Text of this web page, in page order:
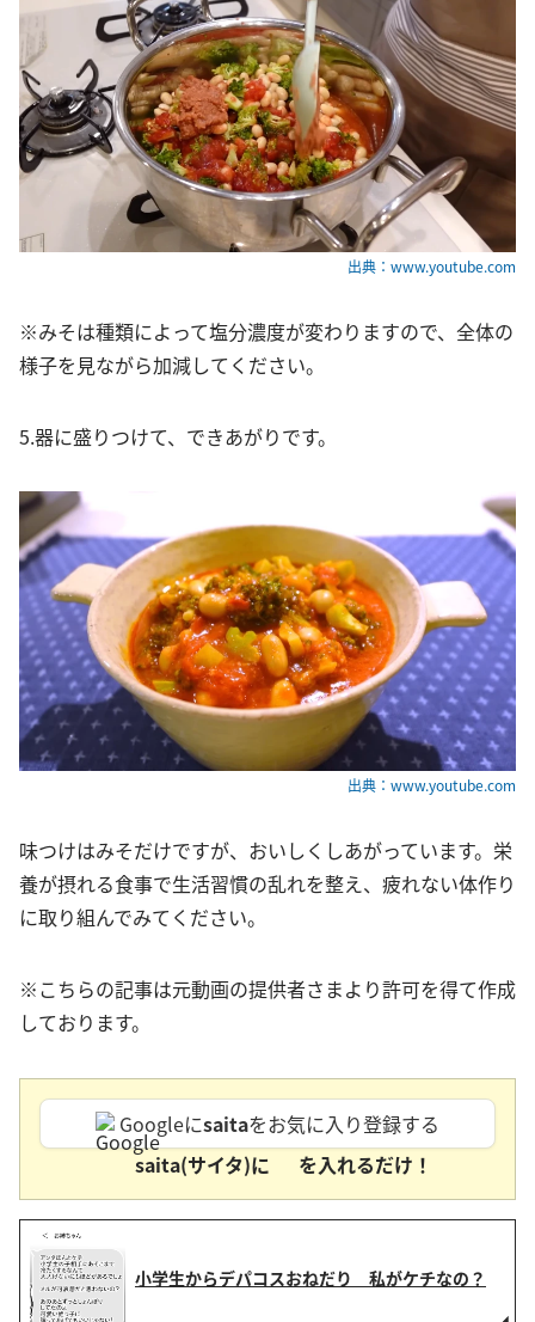
出典：www.youtube.com
※みそは種類によって塩分濃度が変わりますので、全体の
様子を見ながら加減してください。
5.器に盛りつけて、できあがりです。
出典：www.youtube.com
味つけはみそだけですが、おいしくしあがっています。栄
養が摂れる食事で生活習慣の乱れを整え、疲れない体作り
に取り組んでみてください。
※こちらの記事は元動画の提供者さまより許可を得て作成
しております。
Googleにsaitaをお気に入り登録する
saita(サイタ)に
を入れるだけ！
小学生からデパコスおねだり 私がケチなの？